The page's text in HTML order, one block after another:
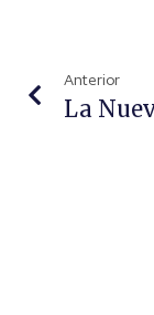
Anterior